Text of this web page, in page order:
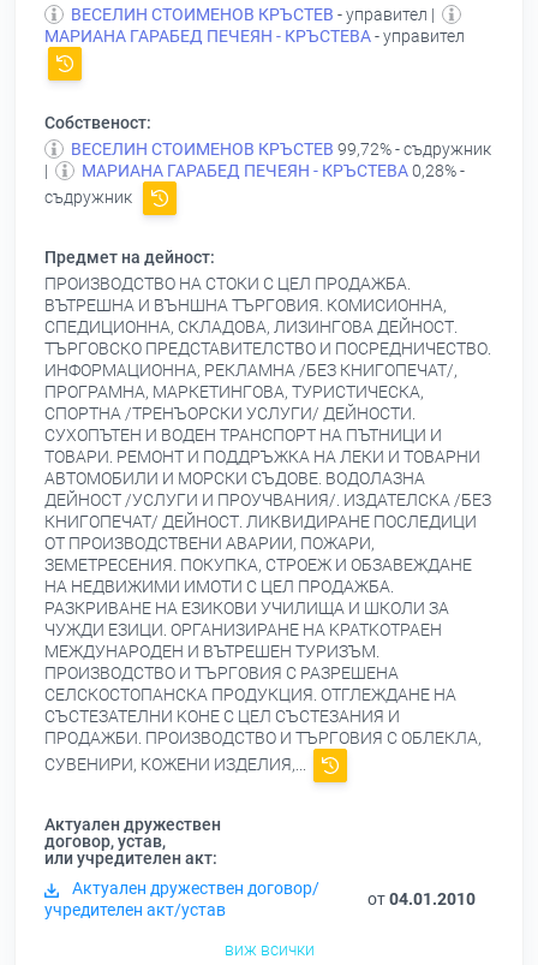
ВЕСЕЛИН СТОИМЕНОВ КРЪСТЕВ - управител |
МАРИАНА ГАРАБЕД ПЕЧЕЯН - КРЪСТЕВА- управител
Собственост:
ВЕСЕЛИН СТОИМЕНОВ КРЪСТЕВ 99,72% - съдружник
|
МАРИАНА ГАРАБЕД ПЕЧЕЯН - КРЪСТЕВА0,28% -
съдружник
Предмет на дейност:
ПРОИЗВОДСТВО НА СТОКИ С ЦЕЛ ПРОДАЖБА.
ВЪТРЕШНА И ВЪНШНА ТЪРГОВИЯ. КОМИСИОННА,
СПЕДИЦИОННА, СКЛАДОВА, ЛИЗИНГОВА ДЕЙНОСТ.
ТЪРГОВСКО ПРЕДСТАВИТЕЛСТВО И ПОСРЕДНИЧЕСТВО.
ИНФОРМАЦИОННА, РЕКЛАМНА /БЕЗ КНИГОПЕЧАТ/,
ПРОГРАМНА, МАРКЕТИНГОВА, ТУРИСТИЧЕСКА,
СПОРТНА /ТРЕНЪОРСКИ УСЛУГИ/ ДЕЙНОСТИ.
СУХОПЪТЕН И ВОДЕН ТРАНСПОРТ НА ПЪТНИЦИ И
ТОВАРИ. РЕМОНТ И ПОДДРЪЖКА НА ЛЕКИ И ТОВАРНИ
АВТОМОБИЛИ И МОРСКИ СЪДОВЕ. ВОДОЛАЗНА
ДЕЙНОСТ /УСЛУГИ И ПРОУЧВАНИЯ/. ИЗДАТЕЛСКА /БЕЗ
КНИГОПЕЧАТ/ ДЕЙНОСТ. ЛИКВИДИРАНЕ ПОСЛЕДИЦИ
ОТ ПРОИЗВОДСТВЕНИ АВАРИИ, ПОЖАРИ,
ЗЕМЕТРЕСЕНИЯ. ПОКУПКА, СТРОЕЖ И ОБЗАВЕЖДАНЕ
НА НЕДВИЖИМИ ИМОТИ С ЦЕЛ ПРОДАЖБА.
РАЗКРИВАНЕ НА ЕЗИКОВИ УЧИЛИЩА И ШКОЛИ ЗА
ЧУЖДИ ЕЗИЦИ. ОРГАНИЗИРАНЕ НА KPATKOTPAEH
МЕЖДУНАРОДЕН И ВЪТРЕШЕН ТУРИЗЪМ.
ПРОИЗВОДСТВО И ТЪРГОВИЯ С РАЗРЕШЕНА
СЕЛСКОСТОПАНСКА ПРОДУКЦИЯ. ОТГЛЕЖДАНЕ НА
СЪСТЕЗАТЕЛНИ KOHE С ЦЕЛ СЪСТЕЗАНИЯ И
ПРОДАЖБИ. ПРОИЗВОДСТВО И ТЪРГОВИЯ С ОБЛЕКЛА,
СУВЕНИРИ, КОЖЕНИ ИЗДЕЛИЯ,...
Актуален дружествен
договор, устав,
или учредителен акт:
Актуален дружествен договор/
учредителен акт/устав
от04.01.2010
виж всички